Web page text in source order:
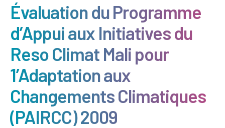
Évaluation du Programme
d’Appui aux Initiatives du
Reso Climat Mali pour
1’Adaptation aux
Changements Climatiques
(PAIRCC) 2009